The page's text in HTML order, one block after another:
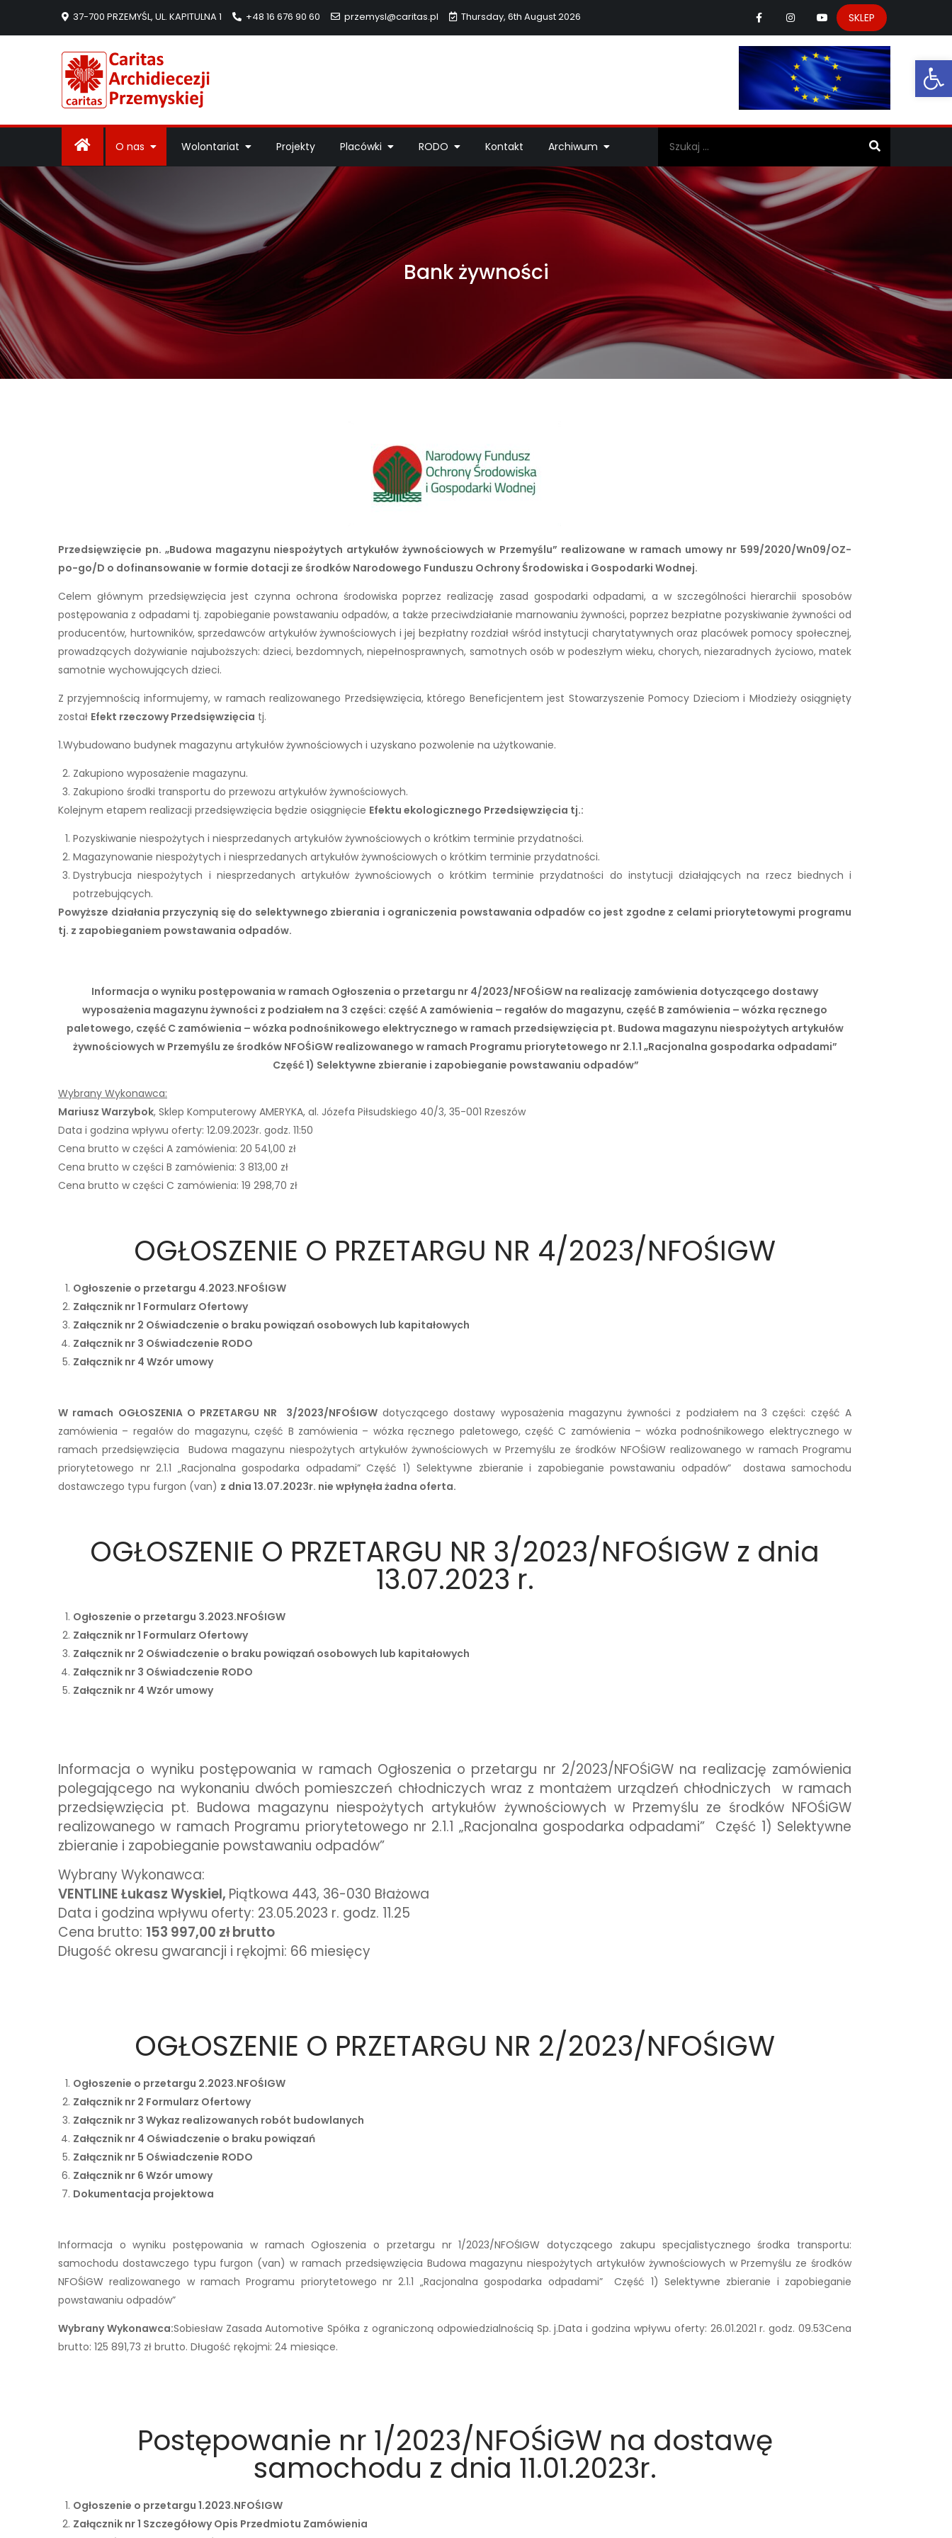
37-700 PRZEMYŚL, UL. KAPITULNA 1 +48 16 676 90 60 przemysl@caritas.pl Thursday, 6th August 2026 SKLEP
O nas Wolontariat Projekty Placówki RODO Kontakt Archiwum
Bank żywności
Przedsięwzięcie pn. „Budowa magazynu niespożytych artykułów żywnościowych w Przemyślu” realizowane w ramach umowy nr 599/2020/Wn09/OZ-
po-go/D o dofinansowanie w formie dotacji ze środków Narodowego Funduszu Ochrony Środowiska i Gospodarki Wodnej.
Celem głównym przedsięwzięcia jest czynna ochrona środowiska poprzez realizację zasad gospodarki odpadami, a w szczególności hierarchii sposobów
postępowania z odpadami tj. zapobieganie powstawaniu odpadów, a także przeciwdziałanie marnowaniu żywności, poprzez bezpłatne pozyskiwanie żywności od
producentów, hurtowników, sprzedawców artykułów żywnościowych i jej bezpłatny rozdział wśród instytucji charytatywnych oraz placówek pomocy społecznej,
prowadzących dożywianie najuboższych: dzieci, bezdomnych, niepełnosprawnych, samotnych osób w podeszłym wieku, chorych, niezaradnych życiowo, matek
samotnie wychowujących dzieci.
Z przyjemnością informujemy, w ramach realizowanego Przedsięwzięcia, którego Beneficjentem jest Stowarzyszenie Pomocy Dzieciom i Młodzieży osiągnięty
został Efekt rzeczowy Przedsięwzięcia tj.
1.Wybudowano budynek magazynu artykułów żywnościowych i uzyskano pozwolenie na użytkowanie.
Zakupiono wyposażenie magazynu.
Zakupiono środki transportu do przewozu artykułów żywnościowych.
Kolejnym etapem realizacji przedsięwzięcia będzie osiągnięcie Efektu ekologicznego Przedsięwzięcia tj.:
Pozyskiwanie niespożytych i niesprzedanych artykułów żywnościowych o krótkim terminie przydatności.
Magazynowanie niespożytych i niesprzedanych artykułów żywnościowych o krótkim terminie przydatności.
Dystrybucja niespożytych i niesprzedanych artykułów żywnościowych o krótkim terminie przydatności do instytucji działających na rzecz biednych i
potrzebujących.
Powyższe działania przyczynią się do selektywnego zbierania i ograniczenia powstawania odpadów co jest zgodne z celami priorytetowymi programu
tj. z zapobieganiem powstawania odpadów.
Informacja o wyniku postępowania w ramach Ogłoszenia o przetargu nr 4/2023/NFOŚiGW na realizację zamówienia dotyczącego dostawy
wyposażenia magazynu żywności z podziałem na 3 części: część A zamówienia – regałów do magazynu, część B zamówienia – wózka ręcznego
paletowego, część C zamówienia – wózka podnośnikowego elektrycznego w ramach przedsięwzięcia pt. Budowa magazynu niespożytych artykułów
żywnościowych w Przemyślu ze środków NFOŚiGW realizowanego w ramach Programu priorytetowego nr 2.1.1 „Racjonalna gospodarka odpadami”
Część 1) Selektywne zbieranie i zapobieganie powstawaniu odpadów”
Wybrany Wykonawca:
Mariusz Warzybok, Sklep Komputerowy AMERYKA, al. Józefa Piłsudskiego 40/3, 35-001 Rzeszów
Data i godzina wpływu oferty: 12.09.2023r. godz. 11:50
Cena brutto w części A zamówienia: 20 541,00 zł
Cena brutto w części B zamówienia: 3 813,00 zł
Cena brutto w części C zamówienia: 19 298,70 zł
OGŁOSZENIE O PRZETARGU NR 4/2023/NFOŚIGW
Ogłoszenie o przetargu 4.2023.NFOŚIGW
Załącznik nr 1 Formularz Ofertowy
Załącznik nr 2 Oświadczenie o braku powiązań osobowych lub kapitałowych
Załącznik nr 3 Oświadczenie RODO
Załącznik nr 4 Wzór umowy
W ramach OGŁOSZENIA O PRZETARGU NR 3/2023/NFOŚIGWdotyczącego dostawy wyposażenia magazynu żywności z podziałem na 3 części: część A
zamówienia – regałów do magazynu, część B zamówienia – wózka ręcznego paletowego, część C zamówienia – wózka podnośnikowego elektrycznego w
ramach przedsięwzięcia Budowa magazynu niespożytych artykułów żywnościowych w Przemyślu ze środków NFOŚiGW realizowanego w ramach Programu
priorytetowego nr 2.1.1 „Racjonalna gospodarka odpadami” Część 1) Selektywne zbieranie i zapobieganie powstawaniu odpadów” dostawa samochodu
dostawczego typu furgon (van) z dnia 13.07.2023r. nie wpłynęła żadna oferta.
OGŁOSZENIE O PRZETARGU NR 3/2023/NFOŚIGW z dnia
13.07.2023 r.
Ogłoszenie o przetargu 3.2023.NFOŚIGW
Załącznik nr 1 Formularz Ofertowy
Załącznik nr 2 Oświadczenie o braku powiązań osobowych lub kapitałowych
Załącznik nr 3 Oświadczenie RODO
Załącznik nr 4 Wzór umowy
Informacja o wyniku postępowania w ramach Ogłoszenia o przetargu nr 2/2023/NFOŚiGW na realizację zamówienia
polegającego na wykonaniu dwóch pomieszczeń chłodniczych wraz z montażem urządzeń chłodniczych w ramach
przedsięwzięcia pt. Budowa magazynu niespożytych artykułów żywnościowych w Przemyślu ze środków NFOŚiGW
realizowanego w ramach Programu priorytetowego nr 2.1.1 „Racjonalna gospodarka odpadami” Część 1) Selektywne
zbieranie i zapobieganie powstawaniu odpadów”
Wybrany Wykonawca:
VENTLINE Łukasz Wyskiel, Piątkowa 443, 36-030 Błażowa
Data i godzina wpływu oferty: 23.05.2023 r. godz. 11.25
Cena brutto: 153 997,00 zł brutto
Długość okresu gwarancji i rękojmi: 66 miesięcy
OGŁOSZENIE O PRZETARGU NR 2/2023/NFOŚIGW
Ogłoszenie o przetargu 2.2023.NFOŚIGW
Załącznik nr 2 Formularz Ofertowy
Załącznik nr 3 Wykaz realizowanych robót budowlanych
Załącznik nr 4 Oświadczenie o braku powiązań
Załącznik nr 5 Oświadczenie RODO
Załącznik nr 6 Wzór umowy
Dokumentacja projektowa
Informacja o wyniku postępowania w ramach Ogłoszenia o przetargu nr 1/2023/NFOŚIGW dotyczącego zakupu specjalistycznego środka transportu:
samochodu dostawczego typu furgon (van) w ramach przedsięwzięcia Budowa magazynu niespożytych artykułów żywnościowych w Przemyślu ze środków
NFOŚiGW realizowanego w ramach Programu priorytetowego nr 2.1.1 „Racjonalna gospodarka odpadami” Część 1) Selektywne zbieranie i zapobieganie
powstawaniu odpadów”
Wybrany Wykonawca:Sobiesław Zasada Automotive Spółka z ograniczoną odpowiedzialnością Sp. j.Data i godzina wpływu oferty: 26.01.2021 r. godz. 09.53Cena
brutto: 125 891,73 zł brutto. Długość rękojmi: 24 miesiące.
Postępowanie nr 1/2023/NFOŚiGW na dostawę
samochodu z dnia 11.01.2023r.
Ogłoszenie o przetargu 1.2023.NFOŚIGW
Załącznik nr 1 Szczegółowy Opis Przedmiotu Zamówienia